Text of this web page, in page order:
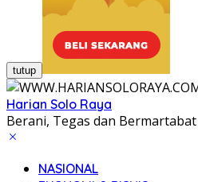
tutup
Harian Solo Raya
Berani, Tegas dan Bermartabat
NASIONAL